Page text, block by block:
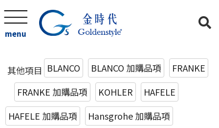
menu
其他項目 BLANCO BLANCO 加購品項
FRANKE
FRANKE 加購品項
KOHLER
HAFELE
HAFELE 加購品項
Hansgrohe 加購品項